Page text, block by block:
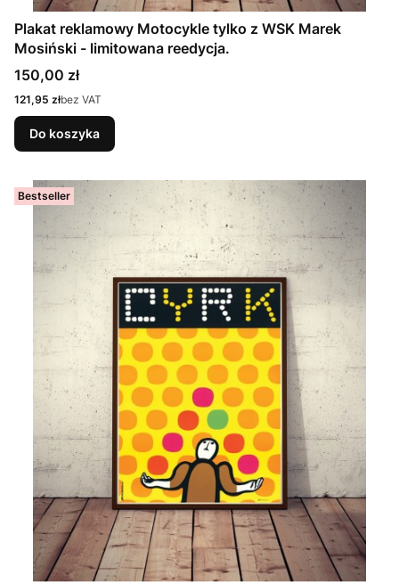
Plakat reklamowy Motocykle tylko z WSK Marek
Mosiński - limitowana reedycja.
Cena
150,00 zł
Cena
121,95 złbez VAT
Do koszyka
Bestseller